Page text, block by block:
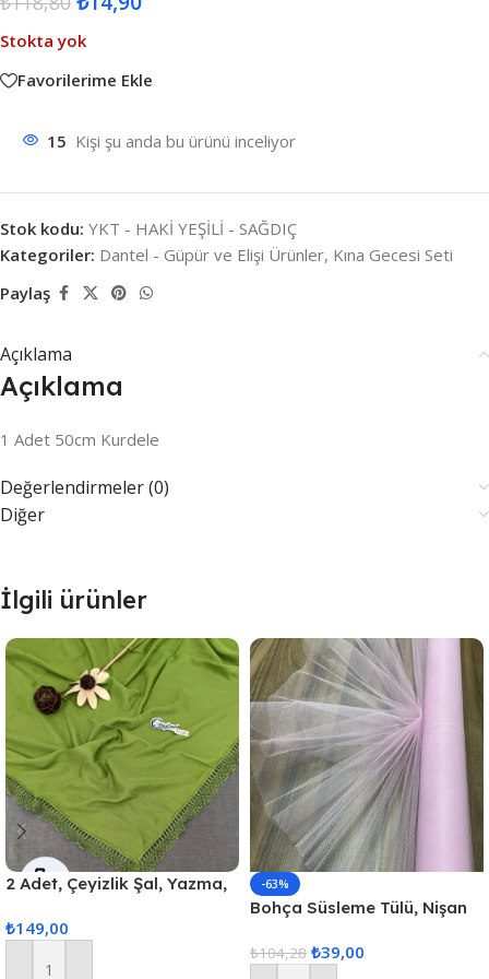
Stokta yok
Favorilerime Ekle
15 Kişi şu anda bu ürünü inceliyor
Stok kodu: YKT - HAKİ YEŞİLİ - SAĞDIÇ
Kategoriler: Dantel - Güpür ve Elişi Ürünler, Kına Gecesi Seti
Paylaş
Açıklama
Açıklama
1 Adet 50cm Kurdele
Değerlendirmeler (0)
Diğer
İlgili ürünler
2 Adet, Çeyizlik Şal, Yazma,
Yazma 2 Adet 100x100cm –
₺149,00
-63%
Bohça Süsleme Tülü, Nişan
Doğum Günü Tülü
₺104,28 ₺39,00